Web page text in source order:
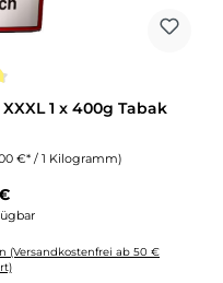
1 x 400g Tabak
€* / 1 Kilogramm)
Preis:
(Versandkostenfrei ab 50 €